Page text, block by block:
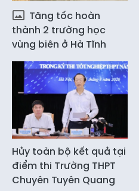
Tăng tốc hoàn
thành 2 trường học
vùng biên ở Hà Tĩnh
Hủy toàn bộ kết quả tại
điểm thi Trường THPT
Chuyên Tuyên Quang